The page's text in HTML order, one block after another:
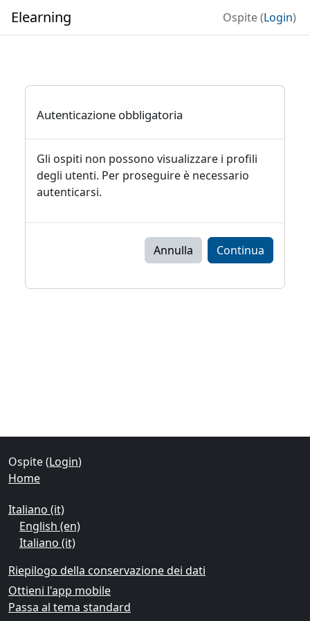
Elearning Ospite (Login)
Autenticazione obbligatoria
Gli ospiti non possono visualizzare i profili
degli utenti. Per proseguire è necessario
autenticarsi.
Annulla Continua
Ospite (Login)
Home
Italiano ‎(it)‎
English ‎(en)‎
Italiano ‎(it)‎
Riepilogo della conservazione dei dati
Ottieni l'app mobile
Passa al tema standard